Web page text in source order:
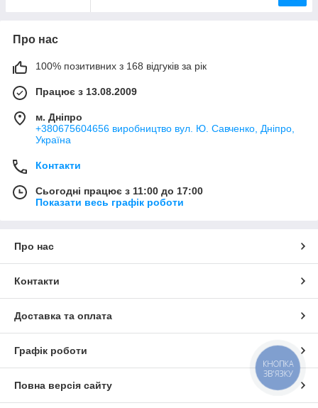
Про нас
100% позитивних з 168 відгуків за рік
Працює з 13.08.2009
м. Дніпро
+380675604656 виробництво вул. Ю. Савченко, Дніпро,
Україна
Контакти
Сьогодні працює з 11:00 до 17:00
Показати весь графік роботи
Про нас
Контакти
Доставка та оплата
Графік роботи
Повна версія сайту
КНОПКА
ЗВ'ЯЗКУ